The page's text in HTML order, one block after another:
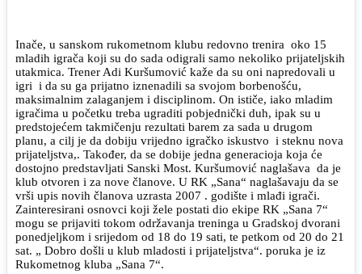
Inače, u sanskom rukometnom klubu redovno trenira oko 15
mladih igrača koji su do sada odigrali samo nekoliko prijateljskih
utakmica. Trener Adi Kuršumović kaže da su oni napredovali u
igri i da su ga prijatno iznenadili sa svojom borbenošću,
maksimalnim zalaganjem i disciplinom. On ističe, iako mladim
igračima u početku treba ugraditi pobjednički duh, ipak su u
predstojećem takmičenju rezultati barem za sada u drugom
planu, a cilj je da dobiju vrijedno igračko iskustvo i steknu nova
prijateljstva,. Također, da se dobije jedna generacioja koja će
dostojno predstavljati Sanski Most. Kuršumović naglašava da je
klub otvoren i za nove članove. U RK „Sana“ naglašavaju da se
vrši upis novih članova uzrasta 2007 . godište i mlađi igrači.
Zainteresirani osnovci koji žele postati dio ekipe RK „Sana 7“
mogu se prijaviti tokom održavanja treninga u Gradskoj dvorani
ponedjeljkom i srijedom od 18 do 19 sati, te petkom od 20 do 21
sat. „ Dobro došli u klub mladosti i prijateljstva“. poruka je iz
Rukometnog kluba „Sana 7“.